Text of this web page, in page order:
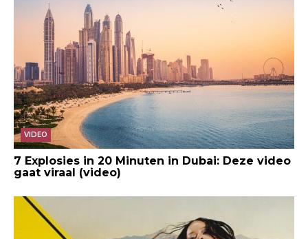
VIDEO
7 Explosies in 20 Minuten in Dubai: Deze video
gaat viraal (video)